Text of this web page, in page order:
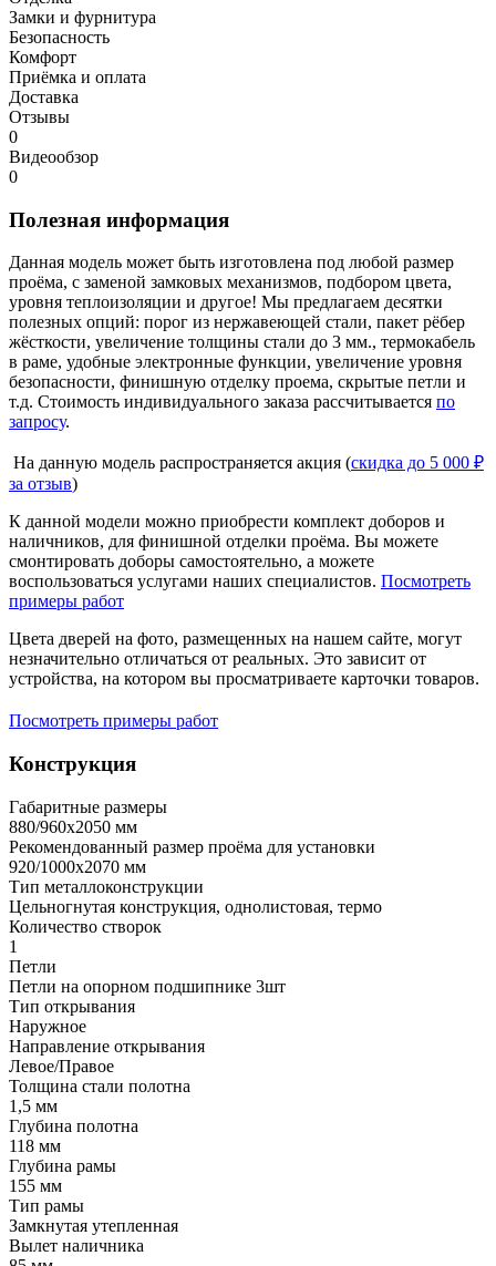
Замки и фурнитура
Безопасность
Комфорт
Приёмка и оплата
Доставка
Отзывы
0
Видеообзор
0
Полезная информация
Данная модель может быть изготовлена под любой размер
проёма, с заменой замковых механизмов, подбором цвета,
уровня теплоизоляции и другое! Мы предлагаем десятки
полезных опций: порог из нержавеющей стали, пакет рёбер
жёсткости, увеличение толщины стали до 3 мм., термокабель
в раме, удобные электронные функции, увеличение уровня
безопасности, финишную отделку проема, скрытые петли и
т.д. Стоимость индивидуального заказа рассчитывается по
запросу.
На данную модель распространяется акция (скидка до 5 000 ₽
за отзыв)
К данной модели можно приобрести комплект доборов и
наличников, для финишной отделки проёма. Вы можете
смонтировать доборы самостоятельно, а можете
воспользоваться услугами наших специалистов. Посмотреть
примеры работ
Цвета дверей на фото, размещенных на нашем сайте, могут
незначительно отличаться от реальных. Это зависит от
устройства, на котором вы просматриваете карточки товаров.
Посмотреть примеры работ
Конструкция
Габаритные размеры
880/960х2050 мм
Рекомендованный размер проёма для установки
920/1000х2070 мм
Тип металлоконструкции
Цельногнутая конструкция, однолистовая, термо
Количество створок
1
Петли
Петли на опорном подшипнике 3шт
Тип открывания
Наружное
Направление открывания
Левое/Правое
Толщина стали полотна
1,5 мм
Глубина полотна
118 мм
Глубина рамы
155 мм
Тип рамы
Замкнутая утепленная
Вылет наличника